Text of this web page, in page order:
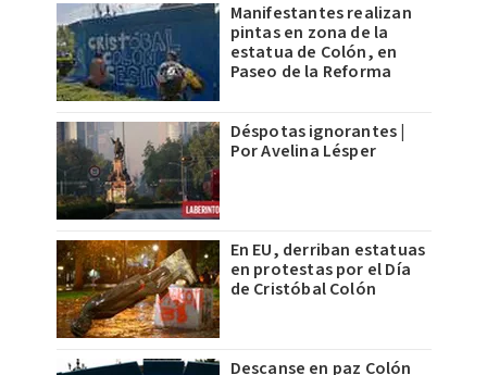
Manifestantes realizan
pintas en zona de la
estatua de Colón, en
Paseo de la Reforma
Déspotas ignorantes |
Por Avelina Lésper
En EU, derriban estatuas
en protestas por el Día
de Cristóbal Colón
Descanse en paz Colón